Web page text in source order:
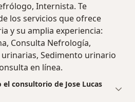
Internista. Te
los servicios que ofrece
y su amplia experiencia:
Consulta Nefrología,
Sedimento urinario
en línea.
el consultorio de Jose Lucas